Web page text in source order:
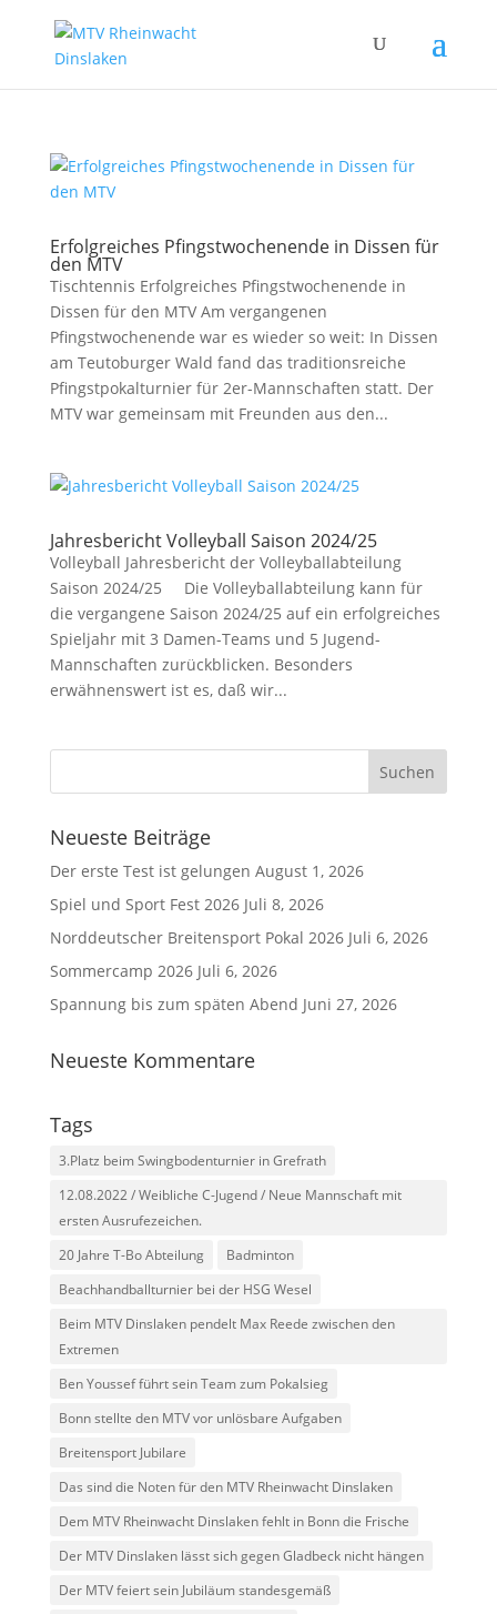
Erfolgreiches Pfingstwochenende in Dissen für
den MTV
Tischtennis Erfolgreiches Pfingstwochenende in
Dissen für den MTV Am vergangenen
Pfingstwochenende war es wieder so weit: In Dissen
am Teutoburger Wald fand das traditionsreiche
Pfingstpokalturnier für 2er-Mannschaften statt. Der
MTV war gemeinsam mit Freunden aus den...
Jahresbericht Volleyball Saison 2024/25
Volleyball Jahresbericht der Volleyballabteilung
Saison 2024/25 Die Volleyballabteilung kann für
die vergangene Saison 2024/25 auf ein erfolgreiches
Spieljahr mit 3 Damen-Teams und 5 Jugend-
Mannschaften zurückblicken. Besonders
erwähnenswert ist es, daß wir...
Neueste Beiträge
Der erste Test ist gelungen August 1, 2026
Spiel und Sport Fest 2026 Juli 8, 2026
Norddeutscher Breitensport Pokal 2026 Juli 6, 2026
Sommercamp 2026 Juli 6, 2026
Spannung bis zum späten Abend Juni 27, 2026
Neueste Kommentare
Tags
3.Platz beim Swingbodenturnier in Grefrath
12.08.2022 / Weibliche C-Jugend / Neue Mannschaft mit
ersten Ausrufezeichen.
20 Jahre T-Bo Abteilung
Badminton
Beachhandballturnier bei der HSG Wesel
Beim MTV Dinslaken pendelt Max Reede zwischen den
Extremen
Ben Youssef führt sein Team zum Pokalsieg
Bonn stellte den MTV vor unlösbare Aufgaben
Breitensport Jubilare
Das sind die Noten für den MTV Rheinwacht Dinslaken
Dem MTV Rheinwacht Dinslaken fehlt in Bonn die Frische
Der MTV Dinslaken lässt sich gegen Gladbeck nicht hängen
Der MTV feiert sein Jubiläum standesgemäß